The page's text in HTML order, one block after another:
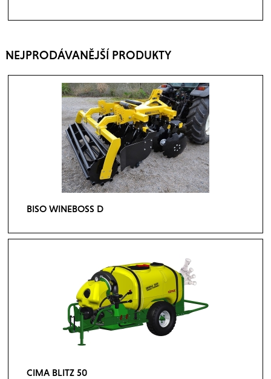
NEJPRODÁVANĚJŠÍ PRODUKTY
BISO WINEBOSS D
CIMA BLITZ 50